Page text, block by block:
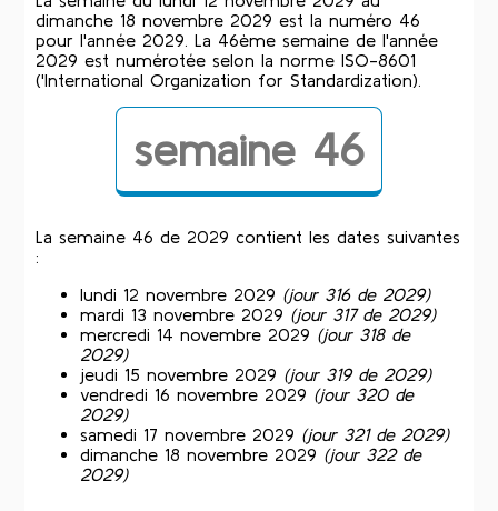
dimanche 18 novembre 2029 est la numéro 46
pour l'année 2029. La 46ème semaine de l'année
2029 est numérotée selon la norme ISO-8601
('International Organization for Standardization).
semaine 46
La semaine 46 de 2029 contient les dates suivantes
:
lundi 12 novembre 2029 (jour 316 de 2029)
mardi 13 novembre 2029 (jour 317 de 2029)
mercredi 14 novembre 2029 (jour 318 de
2029)
jeudi 15 novembre 2029 (jour 319 de 2029)
vendredi 16 novembre 2029 (jour 320 de
2029)
samedi 17 novembre 2029 (jour 321 de 2029)
dimanche 18 novembre 2029 (jour 322 de
2029)